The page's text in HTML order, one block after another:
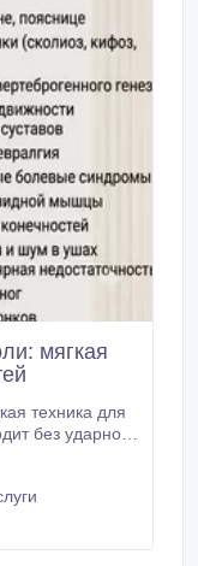
мягкая
техника для
7-